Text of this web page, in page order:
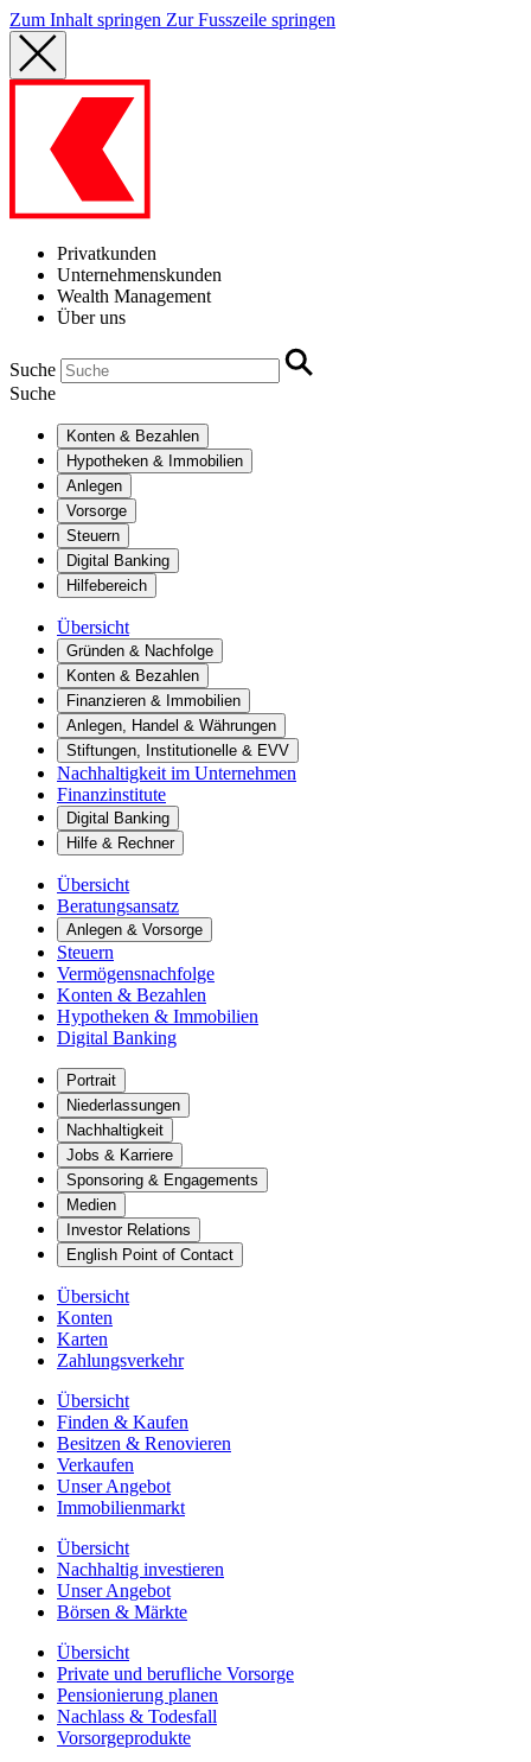
Zum Inhalt springen Zur Fusszeile springen
Privatkunden
Unternehmenskunden
Wealth Management
Über uns
Suche
Suche
Konten & Bezahlen
Hypotheken & Immobilien
Anlegen
Vorsorge
Steuern
Digital Banking
Hilfebereich
Übersicht
Gründen & Nachfolge
Konten & Bezahlen
Finanzieren & Immobilien
Anlegen, Handel & Währungen
Stiftungen, Institutionelle & EVV
Nachhaltigkeit im Unternehmen
Finanzinstitute
Digital Banking
Hilfe & Rechner
Übersicht
Beratungsansatz
Anlegen & Vorsorge
Steuern
Vermögensnachfolge
Konten & Bezahlen
Hypotheken & Immobilien
Digital Banking
Portrait
Niederlassungen
Nachhaltigkeit
Jobs & Karriere
Sponsoring & Engagements
Medien
Investor Relations
English Point of Contact
Übersicht
Konten
Karten
Zahlungsverkehr
Übersicht
Finden & Kaufen
Besitzen & Renovieren
Verkaufen
Unser Angebot
Immobilienmarkt
Übersicht
Nachhaltig investieren
Unser Angebot
Börsen & Märkte
Übersicht
Private und berufliche Vorsorge
Pensionierung planen
Nachlass & Todesfall
Vorsorgeprodukte